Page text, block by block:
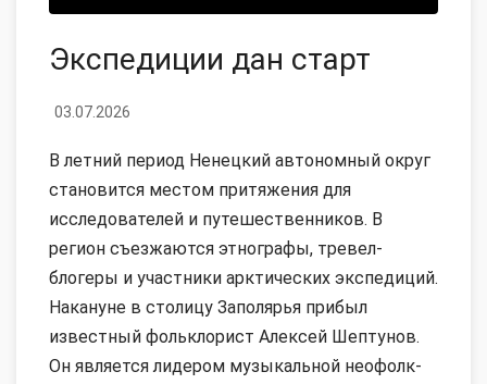
Экспедиции дан старт
03.07.2026
В летний период Ненецкий автономный округ
становится местом притяжения для
исследователей и путешественников. В
регион съезжаются этнографы, тревел-
блогеры и участники арктических экспедиций.
Накануне в столицу Заполярья прибыл
известный фольклорист Алексей Шептунов.
Он является лидером музыкальной неофолк-